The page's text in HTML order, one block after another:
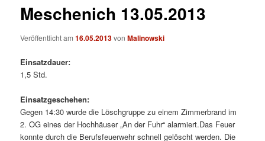
Meschenich 13.05.2013
Veröffentlicht am16.05.2013vonMalinowski
Einsatzdauer:
1,5 Std.
Einsatzgeschehen:
Gegen 14:30 wurde die Löschgruppe zu einem Zimmerbrand im
2. OG eines der Hochhäuser „An der Fuhr“ alarmiert.Das Feuer
konnte durch die Berufsfeuerwehr schnell gelöscht werden. Die